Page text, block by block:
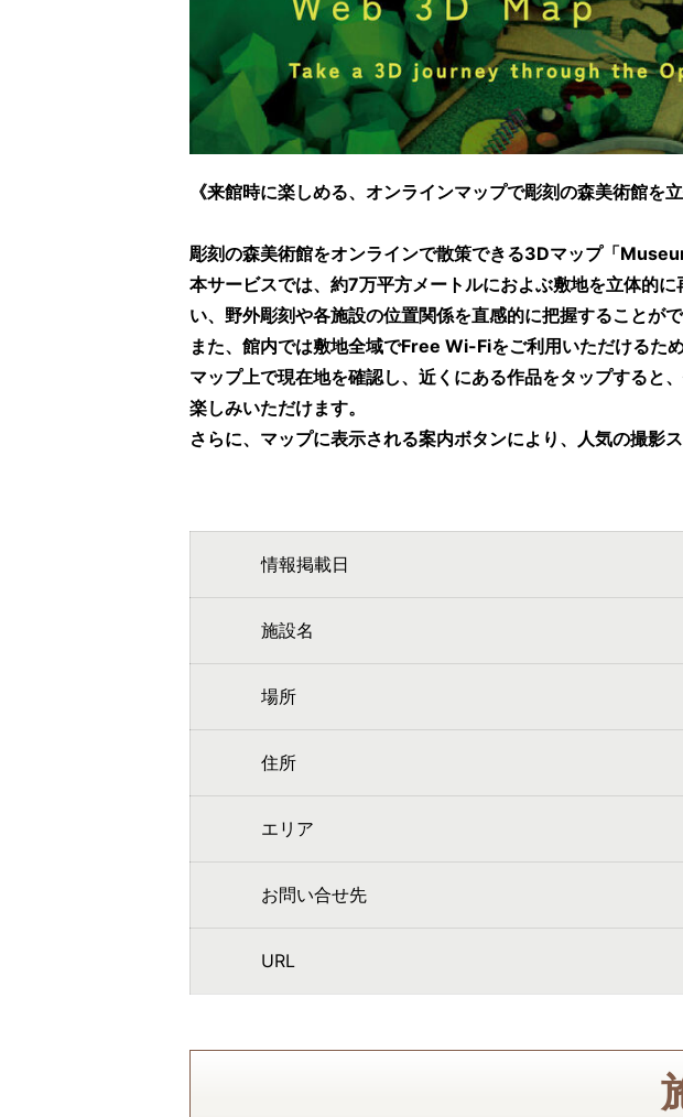
《来館時に楽しめる、オンラインマップで彫刻の森美術館を
彫刻の森美術館をオンラインで散策できる3Dマップ 「
本サービスでは、約7万平方メートルにおよぶ敷地を立体的
い、野外彫刻や各施設の位置関係を直感的に把握することがで
また、館内では敷地全域でFree Wi-Fiをご利用いただけるた
マップ上で現在地を確認し、近くにある作品をタップすると
楽しみいただけます。
さらに、マップに表示される案内ボタンにより、人気の撮影
情報掲載日
施設名
場所
住所
エリア
お問い合せ先
URL